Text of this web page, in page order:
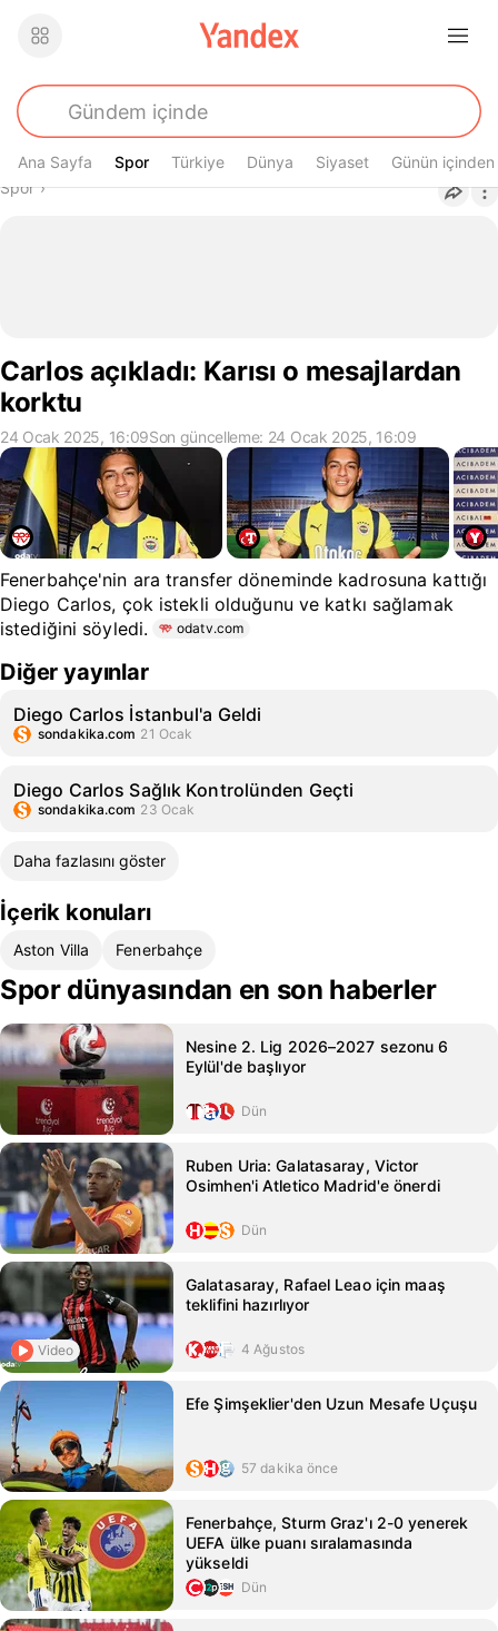
Ana Sayfa Spor
Spor Türkiye Dünya Siyaset Günün içinden
Buradasın
Spor›
Carlos açıkladı: Karısı o mesajlardan
korktu
24 Ocak 2025, 16:09Son güncelleme: 24 Ocak 2025, 16:09
Fenerbahçe'nin ara transfer döneminde kadrosuna kattığı
Diego Carlos, çok istekli olduğunu ve katkı sağlamak
istediğini söyledi.
odatv.com
Diğer yayınlar
Diego Carlos İstanbul'a Geldi
sondakika.com 21 Ocak
Diego Carlos Sağlık Kontrolünden Geçti
sondakika.com 23 Ocak
Daha fazlasını göster
İçerik konuları
Aston Villa Fenerbahçe
Spor dünyasından en son haberler
Nesine 2. Lig 2026–2027 sezonu 6
Eylül'de başlıyor
Dün
Ruben Uria: Galatasaray, Victor
Osimhen'i Atletico Madrid'e önerdi
Dün
Video
Galatasaray, Rafael Leao için maaş
teklifini hazırlıyor
4 Ağustos
Efe Şimşeklier'den Uzun Mesafe Uçuşu
57 dakika önce
Fenerbahçe, Sturm Graz'ı 2-0 yenerek
UEFA ülke puanı sıralamasında
yükseldi
Dün